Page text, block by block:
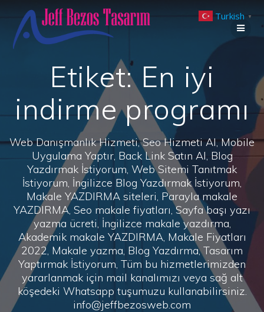
to
Etiket:En iyi
indirme programı
Web Danışmanlık Hizmeti, Seo Hizmeti Al, Mobile
Uygulama Yaptır, Back Link Satın Al, Blog
Yazdırmak İstiyorum, Web Sitemi Tanıtmak
İstiyorum, İngilizce Blog Yazdırmak İstiyorum,
Makale YAZDIRMA siteleri, Parayla makale
YAZDIRMA, Seo makale fiyatları, Sayfa başı yazı
yazma ücreti, İngilizce makale yazdırma,
Akademik makale YAZDIRMA, Makale Fiyatları
2022, Makale yazma, Blog Yazdırma, Tasarım
Yaptırmak İstiyorum, Tüm bu hizmetlerimizden
yararlanmak için mail kanalımızı veya sağ alt
köşedeki Whatsapp tuşumuzu kullanabilirsiniz.
info@jeffbezosweb.com
Turkish ▼